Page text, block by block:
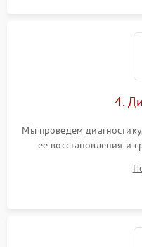
4.
Мы проведем
ее восстановления и